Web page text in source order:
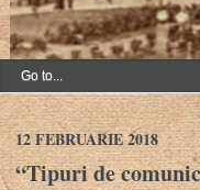
12 FEBRUARIE 2018
“Tipuri de